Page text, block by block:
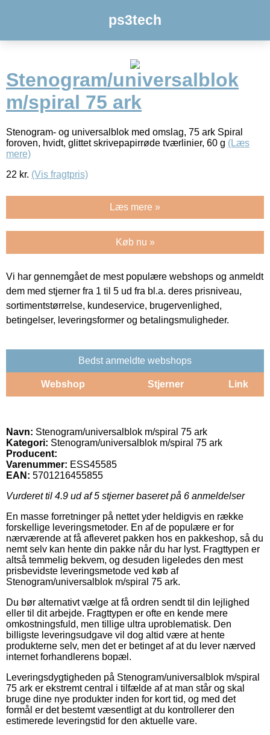
ps3tech
Stenogram/universalblok
m/spiral 75 ark
Stenogram- og universalblok med omslag, 75 ark Spiral
foroven, hvidt, glittet skrivepapirrøde tværlinier, 60 g (Læs
mere)
22 kr. (Vis fragtpris)
Læs mere »
Køb nu »
Vi har gennemgået de mest populære webshops og anmeldt
dem med stjerner fra 1 til 5 ud fra bl.a. deres prisniveau,
sortimentstørrelse, kundeservice, brugervenlighed,
betingelser, leveringsformer og betalingsmuligheder.
Bedst anmeldte webshops
Webshop Stjerner Link
Navn: Stenogram/universalblok m/spiral 75 ark
Kategori: Stenogram/universalblok m/spiral 75 ark
Producent:
Varenummer: ESS45585
EAN: 5701216455855
Vurderet til 4.9 ud af 5 stjerner baseret på 6 anmeldelser
En masse forretninger på nettet yder heldigvis en række
forskellige leveringsmetoder. En af de populære er for
nærværende at få afleveret pakken hos en pakkeshop, så du
nemt selv kan hente din pakke når du har lyst. Fragttypen er
altså temmelig bekvem, og desuden ligeledes den mest
prisbevidste leveringsmetode ved køb af
Stenogram/universalblok m/spiral 75 ark.
Du bør alternativt vælge at få ordren sendt til din lejlighed
eller til dit arbejde. Fragttypen er ofte en kende mere
omkostningsfuld, men tillige ultra uproblematisk. Den
billigste leveringsudgave vil dog altid være at hente
produkterne selv, men det er betinget af at du lever nærved
internet forhandlerens bopæl.
Leveringsdygtigheden på Stenogram/universalblok m/spiral
75 ark er ekstremt central i tilfælde af at man står og skal
bruge dine nye produkter inden for kort tid, og med det
formål er det bestemt væsentligt at du kontrollerer den
estimerede leveringstid for den aktuelle vare.